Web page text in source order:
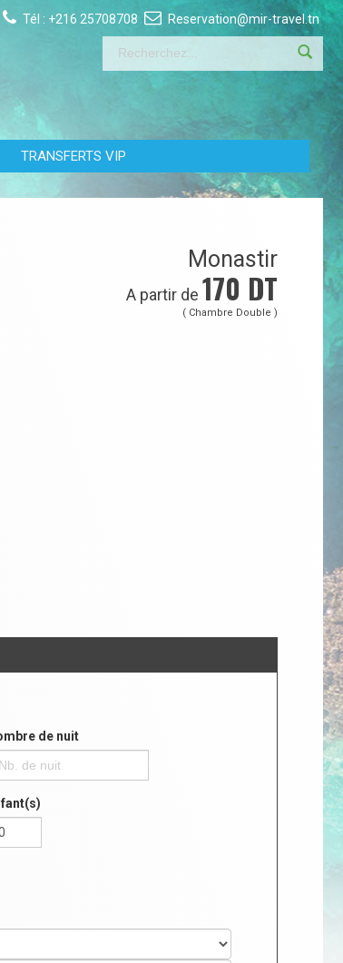
Tél : +216 25708708 Reservation@mir-travel.tn
TRANSFERTS VIP
Monastir
A partir de 170 DT
( Chambre Double )
de nuit